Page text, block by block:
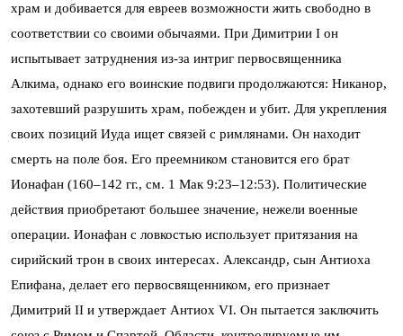
храм и добивается для евреев возможности жить свободно в
соответствии со своими обычаями. При Димитрии I он
испытывает затруднения из-за интриг первосвященника
Алкима, однако его воинские подвиги продолжаются: Никанор,
захотевший разрушить храм, побежден и убит. Для укрепления
своих позиций Иуда ищет связей с римлянами. Он находит
смерть на поле боя. Его преемником становится его брат
Ионафан (160–142 гг., см. 1 Мак 9:23–12:53). Политические
действия приобретают большее значение, нежели военные
операции. Ионафан с ловкостью использует притязания на
сирийский трон в своих интересах. Александр, сын Антиоха
Епифана, делает его первосвященником, его признает
Димитрий II и утверждает Антиох VI. Он пытается заключить